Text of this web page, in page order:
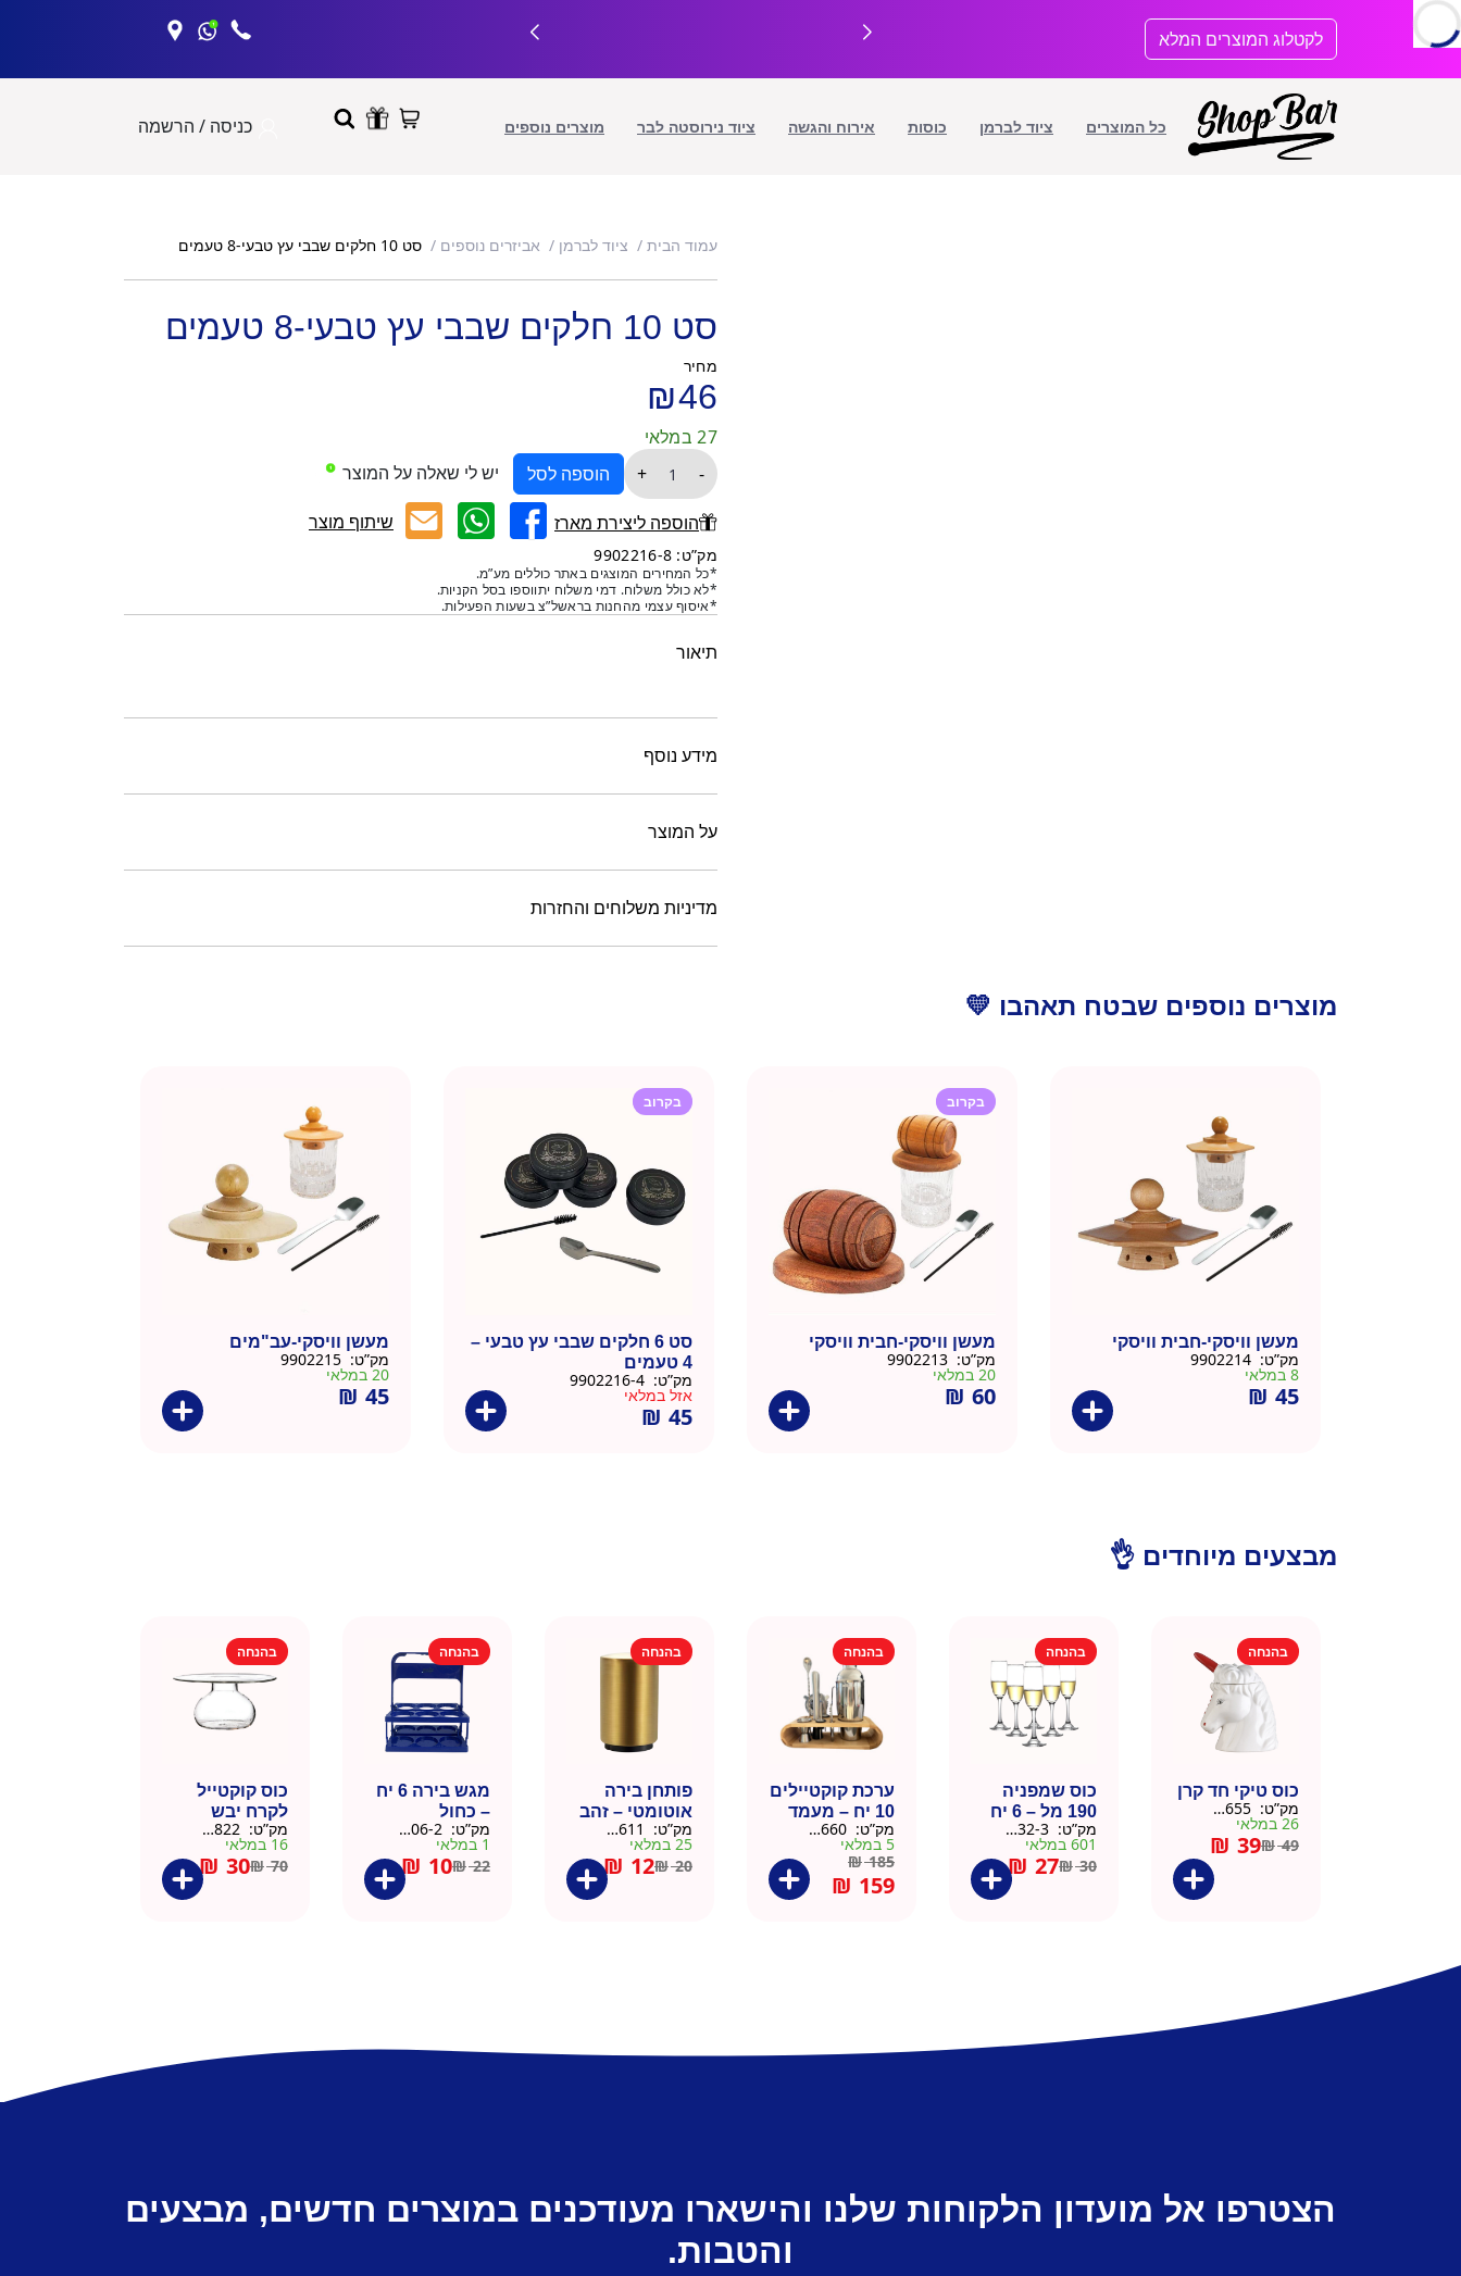
לקטלוג המוצרים המלא
כל המוצרים ציוד לברמן כוסות אירוח והגשה ציוד נירוסטה לבר מוצרים נוספים כניסה / הרשמה
עמוד הבית ציוד לברמן אביזרים נוספים סט 10 חלקים שבבי עץ טבעי-8 טעמים
סט 10 חלקים שבבי עץ טבעי-8 טעמים
מחיר
₪46
27 במלאי
-
כמות
סט
10
חלקים
שבבי
עץ
+ הוספה לסל יש לי שאלה על המוצר
הוספה ליצירת מארז שיתוף מוצר
מק”ט: 9902216-8
*כל המחירים המוצגים באתר כוללים מע”מ.
*לא כולל משלוח. דמי משלוח יתווספו בסל הקניות.
*איסוף עצמי מהחנות בראשל”צ בשעות הפעילות.
תיאור
מידע נוסף
על המוצר
מדיניות משלוחים והחזרות
מוצרים נוספים שבטח תאהבו 💛
מעשן וויסקי-חבית וויסקי
מק”ט:
8 במלאי
₪ 45
בקרוב
מעשן וויסקי-חבית וויסקי
מק”ט:
20 במלאי
₪ 60
בקרוב
סט 6 חלקים שבבי עץ טבעי –
4 טעמים
מק”ט:
אזל במלאי
₪ 45
מעשן וויסקי-עב"מים
מק”ט:
20 במלאי
₪ 45
מבצעים מיוחדים 👌
בהנחה
כוס טיקי חד קרן
מק”ט:
26 במלאי
₪49
₪ 39
בהנחה
כוס שמפניה
190 מל – 6 יח
מק”ט:
601 במלאי
₪30
₪ 27
בהנחה
ערכת קוקטיילים
10 יח – מעמד
עץ
מק”ט:
5 במלאי
₪185
₪ 159
בהנחה
פותחן בירה
אוטומטי – זהב
מק”ט:
25 במלאי
₪20
₪ 12
בהנחה
מגש בירה 6 יח
– כחול
מק”ט:
1 במלאי
₪22
₪ 10
בהנחה
כוס קוקטייל
לקרח יבש
צלוחית 450 מל
מק”ט:
16 במלאי
₪70
₪ 30
הצטרפו אל מועדון הלקוחות שלנו והישארו מעודכנים במוצרים חדשים, מבצעים
והטבות.